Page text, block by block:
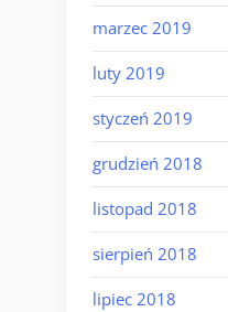
marzec 2019
luty 2019
styczeń 2019
grudzień 2018
listopad 2018
sierpień 2018
lipiec 2018